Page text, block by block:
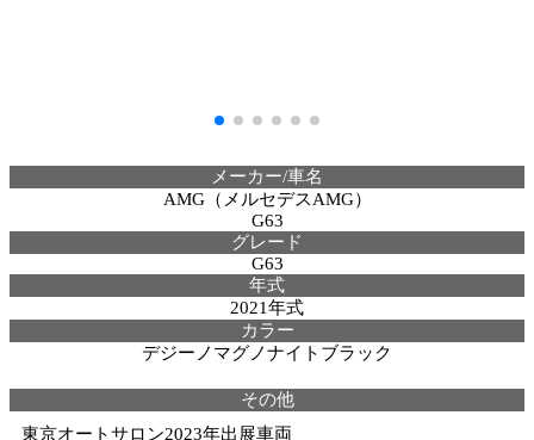
メーカー/車名
AMG（メルセデスAMG）
G63
グレード
G63
年式
2021年式
カラー
デジーノマグノナイトブラック
その他
東京オートサロン2023年出展車両